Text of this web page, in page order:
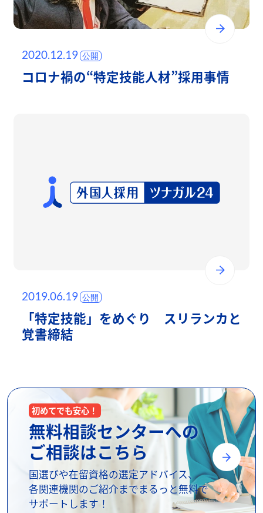
2020.12.19
コロナ禍の“特定技能人材”採用事情
2019.06.19
「特定技能」をめぐり スリランカと
覚書締結
初めてでも安心！
無料相談センターへの
ご相談はこちら
国選びや在留資格の選定アドバイス、
各関連機関のご紹介までまるっと無料で
サポートします！